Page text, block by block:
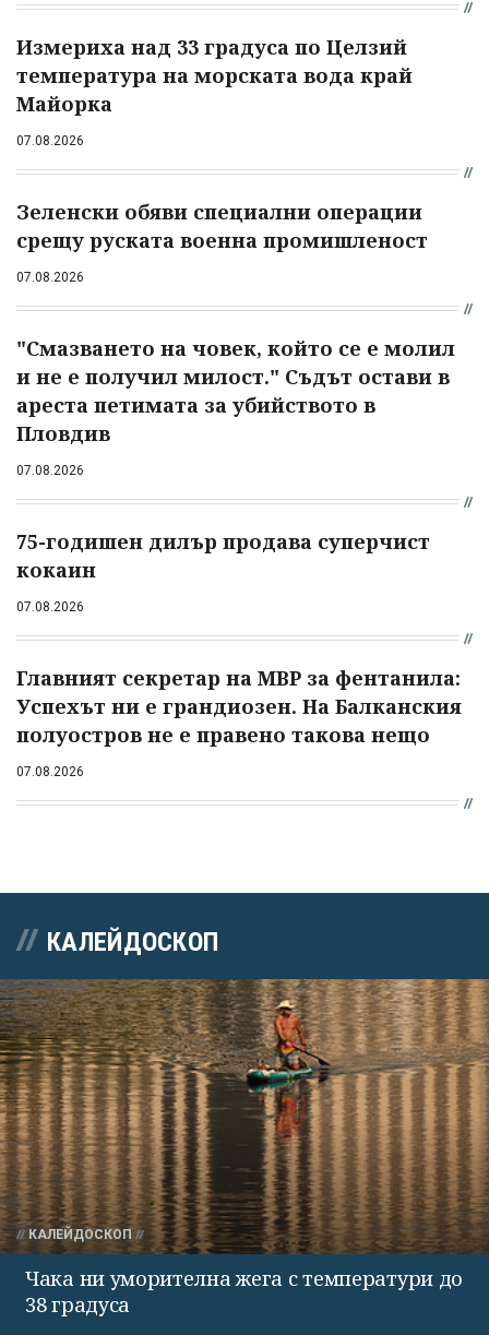
Измериха над 33 градуса по Целзий
температура на морската вода край
Майорка
07.08.2026
Зеленски обяви специални операции
срещу руската военна промишленост
07.08.2026
"Смазването на човек, който се е молил
и не е получил милост." Съдът остави в
ареста петимата за убийството в
Пловдив
07.08.2026
75-годишен дилър продава суперчист
кокаин
07.08.2026
Главният секретар на МВР за фентанила:
Успехът ни е грандиозен. На Балканския
полуостров не е правено такова нещо
07.08.2026
КАЛЕЙДОСКОП
КАЛЕЙДОСКОП
Чака ни уморителна жега с температури до
38 градуса